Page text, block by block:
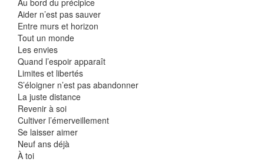
Au bord du précipice
Aider n’est pas sauver
Entre murs et horizon
Tout un monde
Les envies
Quand l’espoir apparaît
Limites et libertés
S’éloigner n’est pas abandonner
La juste distance
Revenir à soi
Cultiver l’émerveillement
Se laisser aimer
Neuf ans déjà
À toi